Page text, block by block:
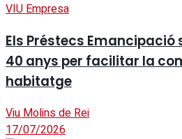
VIU Empresa
Els Préstecs Emancipació
40 anys per facilitar la
habitatge
Viu Molins de Rei
17/07/2026